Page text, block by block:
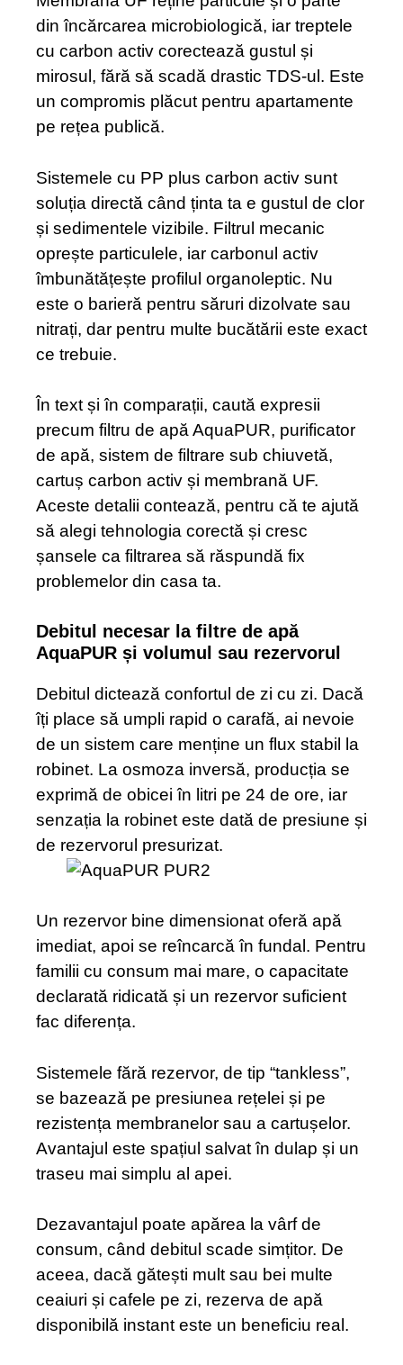
din încărcarea microbiologică, iar treptele
cu carbon activ corectează gustul și
mirosul, fără să scadă drastic TDS-ul. Este
un compromis plăcut pentru apartamente
pe rețea publică.
Sistemele cu PP plus carbon activ sunt
soluția directă când ținta ta e gustul de clor
și sedimentele vizibile. Filtrul mecanic
oprește particulele, iar carbonul activ
îmbunătățește profilul organoleptic. Nu
este o barieră pentru săruri dizolvate sau
nitrați, dar pentru multe bucătării este exact
ce trebuie.
În text și în comparații, caută expresii
precum filtru de apă AquaPUR, purificator
de apă, sistem de filtrare sub chiuvetă,
cartuș carbon activ și membrană UF.
Aceste detalii contează, pentru că te ajută
să alegi tehnologia corectă și cresc
șansele ca filtrarea să răspundă fix
problemelor din casa ta.
Debitul necesar la filtre de apă
AquaPUR și volumul sau rezervorul
Debitul dictează confortul de zi cu zi. Dacă
îți place să umpli rapid o carafă, ai nevoie
de un sistem care menține un flux stabil la
robinet. La osmoza inversă, producția se
exprimă de obicei în litri pe 24 de ore, iar
senzația la robinet este dată de presiune și
de rezervorul presurizat.
Un rezervor bine dimensionat oferă apă
imediat, apoi se reîncarcă în fundal. Pentru
familii cu consum mai mare, o capacitate
declarată ridicată și un rezervor suficient
fac diferența.
Sistemele fără rezervor, de tip “tankless”,
se bazează pe presiunea rețelei și pe
rezistența membranelor sau a cartușelor.
Avantajul este spațiul salvat în dulap și un
traseu mai simplu al apei.
Dezavantajul poate apărea la vârf de
consum, când debitul scade simțitor. De
aceea, dacă gătești mult sau bei multe
ceaiuri și cafele pe zi, rezerva de apă
disponibilă instant este un beneficiu real.